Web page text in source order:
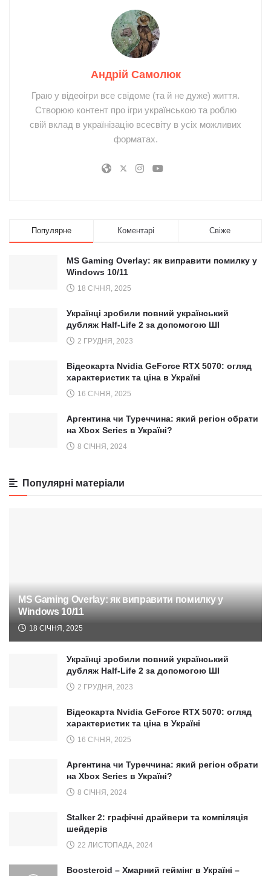
Андрій Самолюк
Граю у відеоігри все свідоме (та й не дуже) життя.
Створюю контент про ігри українською та роблю
свій вклад в українізацію всесвіту в усіх можливих
форматах.
Популярне Коментарі Свіже
MS Gaming Overlay: як виправити помилку у
Windows 10/11
18 СІЧНЯ, 2025
Українці зробили повний український
дубляж Half-Life 2 за допомогою ШІ
2 ГРУДНЯ, 2023
Відеокарта Nvidia GeForce RTX 5070: огляд
характеристик та ціна в Україні
16 СІЧНЯ, 2025
Аргентина чи Туреччина: який регіон обрати
на Xbox Series в Україні?
8 СІЧНЯ, 2024
Популярні матеріали
MS Gaming Overlay: як виправити помилку у
Windows 10/11
18 СІЧНЯ, 2025
Українці зробили повний український
дубляж Half-Life 2 за допомогою ШІ
2 ГРУДНЯ, 2023
Відеокарта Nvidia GeForce RTX 5070: огляд
характеристик та ціна в Україні
16 СІЧНЯ, 2025
Аргентина чи Туреччина: який регіон обрати
на Xbox Series в Україні?
8 СІЧНЯ, 2024
Stalker 2: графічні драйвери та компіляція
шейдерів
22 ЛИСТОПАДА, 2024
Boosteroid – Хмарний геймінг в Україні –